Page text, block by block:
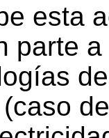
esta
parte